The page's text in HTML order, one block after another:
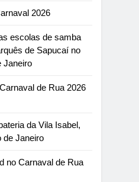
2026
escolas de samba
de Sapucaí no
Janeiro
de Rua 2026
da Vila Isabel,
de Janeiro
no Carnaval de Rua